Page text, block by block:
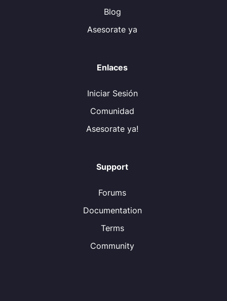
Blog
Asesorate ya
Enlaces
Iniciar Sesión
Comunidad
Asesorate ya!
Support
Forums
Documentation
Terms
Community